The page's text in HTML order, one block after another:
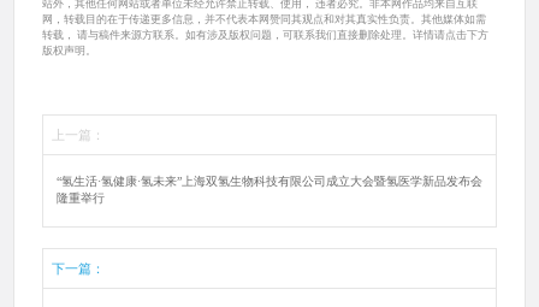
站外，其他任何网站或者单位未经允许禁止转载、使用， 违者必究。非本网作品均来自互联
网，转载目的在于传递更多信息，并不代表本网赞同其观点和对其真实性负责。其他媒体如需
转载， 请与稿件来源方联系。如有涉及版权问题，可联系我们直接删除处理。详情请点击下方
版权声明。
上一篇：
“氢生活·氢健康·氢未来”上海双氢生物科技有限公司成立大会暨氢医学新品发布会
隆重举行
下一篇：